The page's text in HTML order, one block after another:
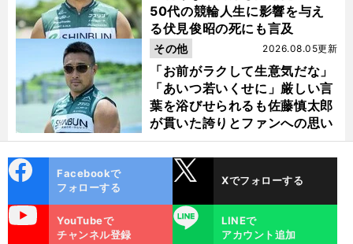
50代の競輪人生に影響を与え
る伏見俊昭の死にも言及
「お前がラクして生意気だな」
「あいつ若いくせに」厳しい言
葉を浴びせられるも佐藤慎太郎
が貫いた誇りとファンへの思い
2026.08.05更新
その他
ok
Facebookで
フォローする
Xでフォローする
YouTubeで
チャンネル登録
LINE
LINEで
アカウント追加